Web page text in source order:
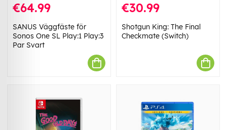
€64.99
SANUS Väggfäste för
Sonos One SL Play:1 Play:3
Par Svart
€30.99
Shotgun King: The Final
Checkmate (Switch)